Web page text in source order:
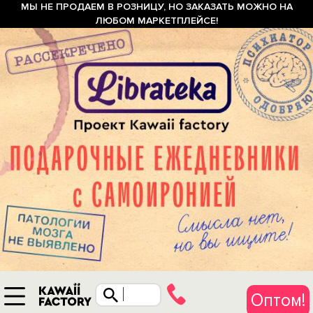
МЫ НЕ ПРОДАЕМ В РОЗНИЦУ, НО ЗАКАЗАТЬ МОЖНО НА
ЛЮБОМ МАРКЕТПЛЕЙСЕ!
Оптом!